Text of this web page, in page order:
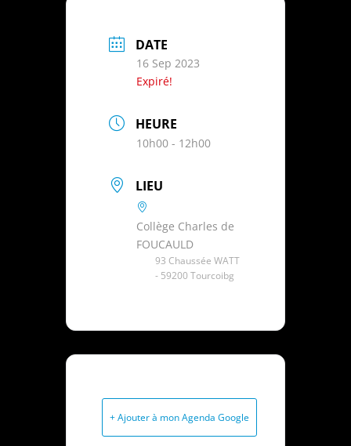
DATE
16 Sep 2023
Expiré!
HEURE
10h00 - 12h00
LIEU
Collège Charles de
FOUCAULD
93 Chaussée WATT
- 59200 Tourcoibg
+ Ajouter à mon Agenda Google